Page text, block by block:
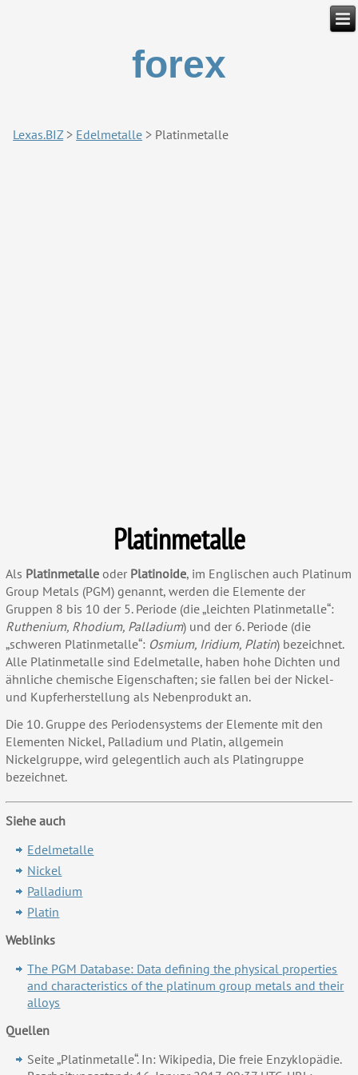
forex
Lexas.BIZ > Edelmetalle > Platinmetalle
Platinmetalle
Als Platinmetalle oder Platinoide, im Englischen auch Platinum
Group Metals (PGM) genannt, werden die Elemente der
Gruppen 8 bis 10 der 5. Periode (die „leichten Platinmetalle“:
Ruthenium, Rhodium, Palladium) und der 6. Periode (die
„schweren Platinmetalle“: Osmium, Iridium, Platin) bezeichnet.
Alle Platinmetalle sind Edelmetalle, haben hohe Dichten und
ähnliche chemische Eigenschaften; sie fallen bei der Nickel-
und Kupferherstellung als Nebenprodukt an.
Die 10. Gruppe des Periodensystems der Elemente mit den
Elementen Nickel, Palladium und Platin, allgemein
Nickelgruppe, wird gelegentlich auch als Platingruppe
bezeichnet.
Siehe auch
Edelmetalle
Nickel
Palladium
Platin
Weblinks
The PGM Database: Data defining the physical properties
and characteristics of the platinum group metals and their
alloys
Quellen
Seite „Platinmetalle“. In: Wikipedia, Die freie Enzyklopädie.